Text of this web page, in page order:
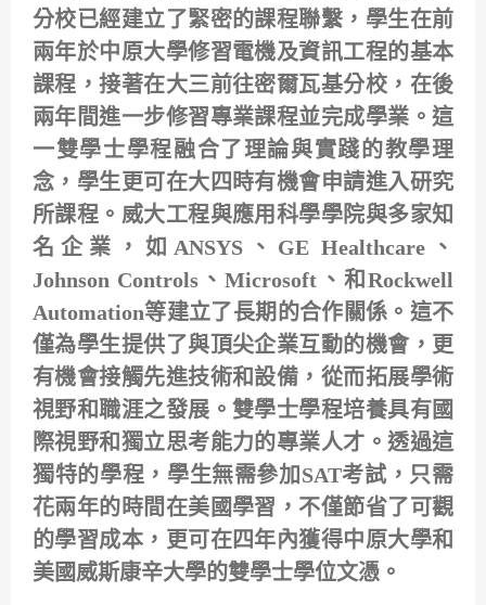
分校已經建立了緊密的課程聯繫，學生在前
兩年於中原大學修習電機及資訊工程的基本
課程，接著在大三前往密爾瓦基分校，在後
兩年間進一步修習專業課程並完成學業。這
一雙學士學程融合了理論與實踐的教學理
念，學生更可在大四時有機會申請進入研究
所課程。威大工程與應用科學學院與多家知
名企業，如ANSYS、GE Healthcare、
Johnson Controls、Microsoft、和Rockwell
Automation等建立了長期的合作關係。這不
僅為學生提供了與頂尖企業互動的機會，更
有機會接觸先進技術和設備，從而拓展學術
視野和職涯之發展。雙學士學程培養具有國
際視野和獨立思考能力的專業人才。透過這
獨特的學程，學生無需參加SAT考試，只需
花兩年的時間在美國學習，不僅節省了可觀
的學習成本，更可在四年內獲得中原大學和
美國威斯康辛大學的雙學士學位文憑。